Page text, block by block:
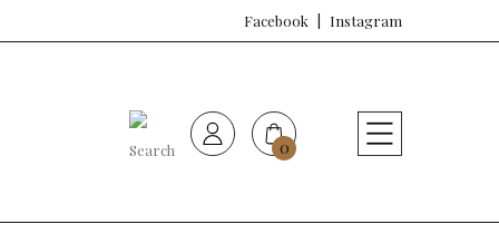
Facebook Instagram
0